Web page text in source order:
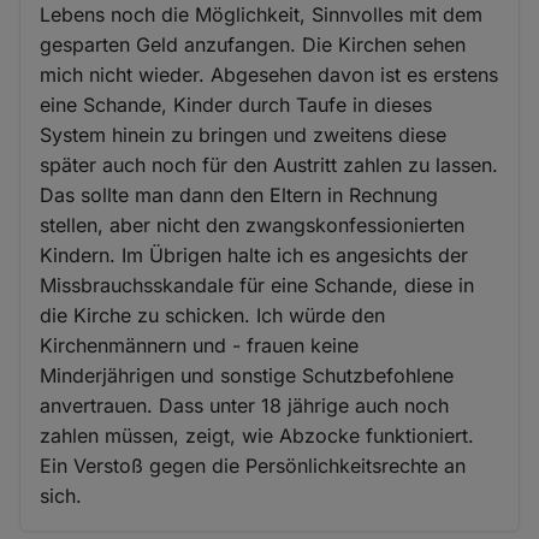
Lebens noch die Möglichkeit, Sinnvolles mit dem
gesparten Geld anzufangen. Die Kirchen sehen
mich nicht wieder. Abgesehen davon ist es erstens
eine Schande, Kinder durch Taufe in dieses
System hinein zu bringen und zweitens diese
später auch noch für den Austritt zahlen zu lassen.
Das sollte man dann den Eltern in Rechnung
stellen, aber nicht den zwangskonfessionierten
Kindern. Im Übrigen halte ich es angesichts der
Missbrauchsskandale für eine Schande, diese in
die Kirche zu schicken. Ich würde den
Kirchenmännern und - frauen keine
Minderjährigen und sonstige Schutzbefohlene
anvertrauen. Dass unter 18 jährige auch noch
zahlen müssen, zeigt, wie Abzocke funktioniert.
Ein Verstoß gegen die Persönlichkeitsrechte an
sich.